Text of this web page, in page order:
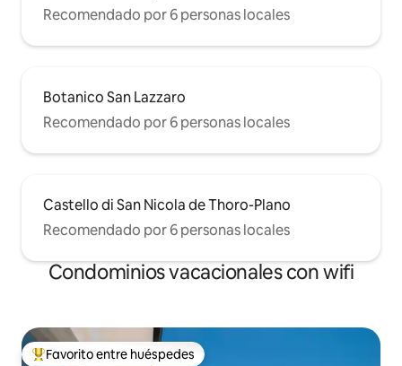
Recomendado por 6 personas locales
Botanico San Lazzaro
Recomendado por 6 personas locales
Castello di San Nicola de Thoro-Plano
Recomendado por 6 personas locales
Condominios vacacionales con wifi
Favorito entre huéspedes preferido
Favorito entre huéspedes